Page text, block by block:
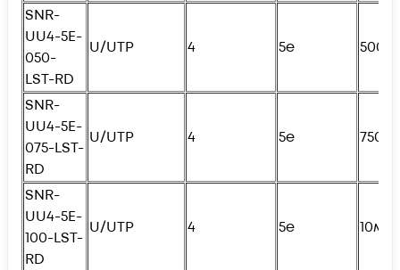
SNR-
UU4-5E-
050-
LST-RD
U/UTP 4 5e
SNR-
UU4-5E-
075-LST-
RD
U/UTP 4 5e
SNR-
UU4-5E-
100-LST-
RD
U/UTP 4 5e 10м